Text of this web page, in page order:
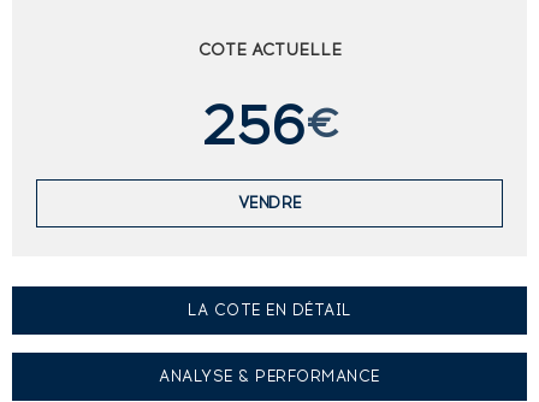
COTE ACTUELLE
256€
VENDRE
LA COTE EN DÉTAIL
ANALYSE & PERFORMANCE